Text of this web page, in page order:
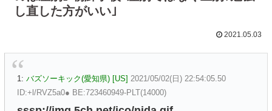
し直した方がいい｣
2021.05.03
1: バズソーキック(愛知県) [US] 2021/05/02(日) 22:54:05.50
ID:+l/RVZ5a0● BE:723460949-PLT(14000)